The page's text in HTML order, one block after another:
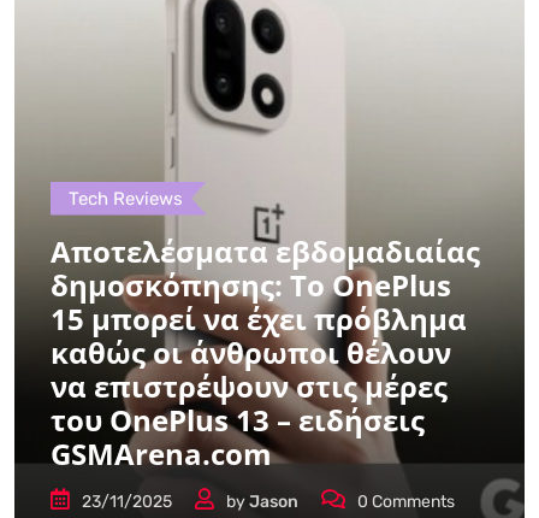
Tech Reviews
Αποτελέσματα εβδομαδιαίας
δημοσκόπησης: Το OnePlus
15 μπορεί να έχει πρόβλημα
καθώς οι άνθρωποι θέλουν
να επιστρέψουν στις μέρες
του OnePlus 13 – ειδήσεις
GSMArena.com
23/11/2025 byJason 0 Comments